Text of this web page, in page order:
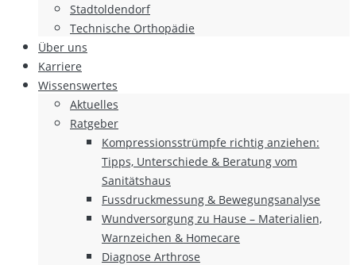
Stadtoldendorf
Technische Orthopädie
Über uns
Karriere
Wissenswertes
Aktuelles
Ratgeber
Kompressionsstrümpfe richtig anziehen:
Tipps, Unterschiede & Beratung vom
Sanitätshaus
Fussdruckmessung & Bewegungsanalyse
Wundversorgung zu Hause – Materialien,
Warnzeichen & Homecare
Diagnose Arthrose